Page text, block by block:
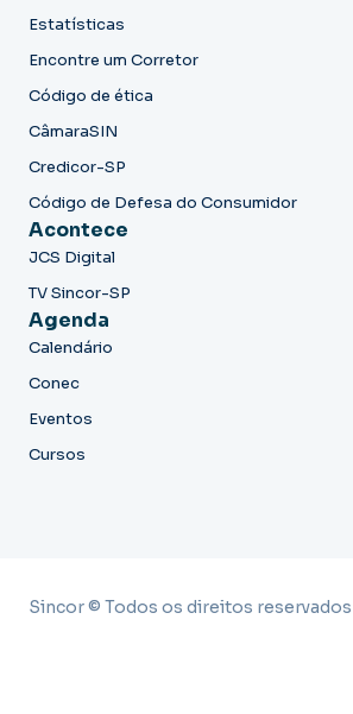
Estatísticas
Encontre um Corretor
Código de ética
CâmaraSIN
Credicor-SP
Código de Defesa do Consumidor
Acontece
JCS Digital
TV Sincor-SP
Agenda
Calendário
Conec
Eventos
Cursos
Sincor © Todos os direitos reservados